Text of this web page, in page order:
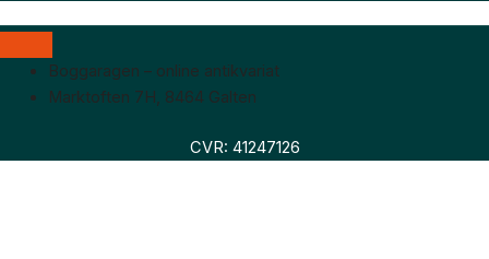
Boggaragen – online antikvariat
Marktoften 7H, 8464 Galten
CVR: 41247126